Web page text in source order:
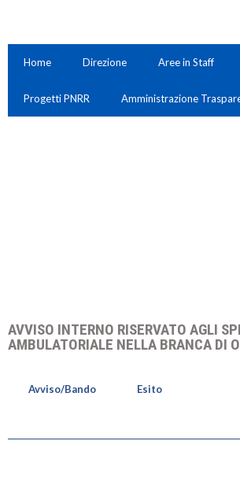
Home Direzione Aree in Staff
Progetti PNRR Amministrazione
AVVISO INTERNO RISERVATO AGLI
AMBULATORIALE NELLA BRANCA DI
Avviso/Bando Esito